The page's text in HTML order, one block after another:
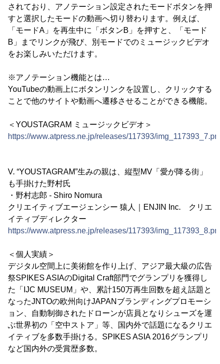
されており、アノテーション設定されたモードボタンを押
すと選択したモードの動画へ切り替わります。例えば、
「モードA」を再生中に「ボタンB」を押すと、「モード
B」までリンクが飛び、別モードでのミュージックビデオ
をお楽しみいただけます。
※アノテーション機能とは…
YouTubeの動画上にボタンリンクを設置し、クリックする
ことで他のサイトや動画へ遷移させることができる機能。
＜YOUSTAGRAM ミュージックビデオ＞
https://www.atpress.ne.jp/releases/117393/
V. “YOUSTAGRAM”生みの親は、縦型MV「愛が降る街」
も手掛けた野村氏
・野村志郎 - Shiro Nomura
クリエイティブエージェンシー 猿人｜ENJIN Inc. クリエ
イティブディレクター
https://www.atpress.ne.jp/releases/117393/
＜個人実績＞
デジタル空間上に美術館を作り上げ、アジア最大級の広告
祭SPIKES ASIAのDigital Craft部門でグランプリを獲得し
た「IJC MUSEUM」や、累計150万再生回数を超え話題と
なったJNTOの欧州向けJAPANブランディングプロモーシ
ョン、自動制御されたドローンが店員となりシューズを運
ぶ世界初の「空中ストア」等、国内外で話題になるクリエ
イティブを多数手掛ける。SPIKES ASIA 2016グランプリ
など国内外の受賞歴多数。